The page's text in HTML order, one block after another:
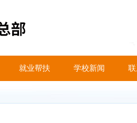
就业帮扶 学校新闻